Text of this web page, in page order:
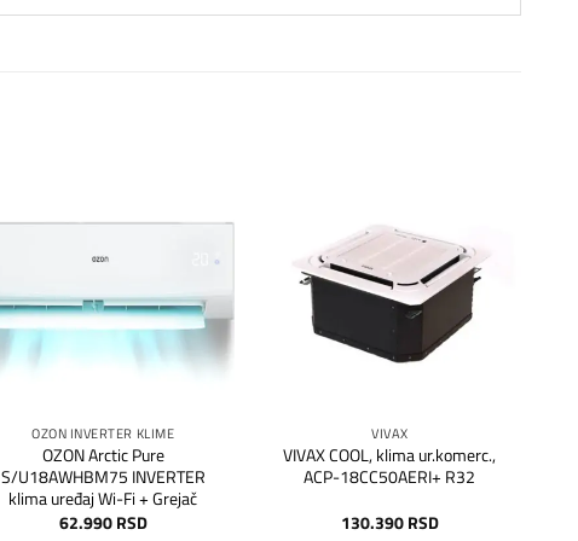
OZON INVERTER KLIME
OZON Arctic Pure
S/U18AWHBM75 INVERTER
klima uređaj Wi-Fi + Grejač
62.990RSD
listu
želja
VIVAX
VIVAX COOL, klima ur.komerc.,
ACP-18CC50AERI+ R32
130.390RSD